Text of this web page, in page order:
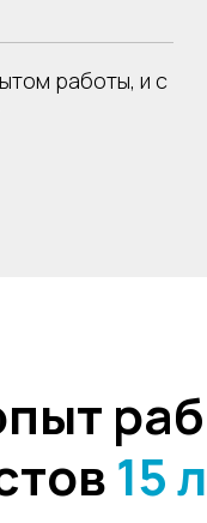
работы, и с
15